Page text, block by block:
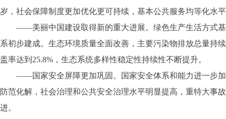
岁，社会保障制度更加优化更可持续，基本公共服务均等化水
——美丽中国建设取得新的重大进展。绿色生产生活方式基
系初步建成。生态环境质量全面改善，主要污染物排放总量持
盖率达到25.8%，生态系统多样性稳定性持续性不断提升。
——国家安全屏障更加巩固。国家安全体系和能力进一步加
防范化解，社会治理和公共安全治理水平明显提高，重特大事
进。